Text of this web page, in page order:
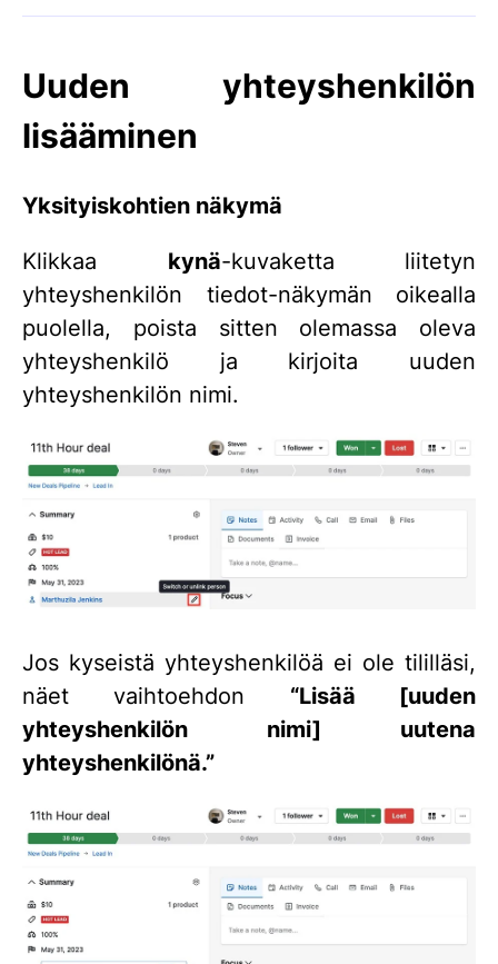
Uuden yhteyshenkilön
lisääminen
Yksityiskohtien näkymä
Klikkaa kynä-kuvaketta liitetyn
yhteyshenkilön tiedot-näkymän oikealla
puolella, poista sitten olemassa oleva
yhteyshenkilö ja kirjoita uuden
yhteyshenkilön nimi.
Jos kyseistä yhteyshenkilöä ei ole tililläsi,
näet vaihtoehdon “Lisää [uuden
yhteyshenkilön nimi] uutena
yhteyshenkilönä.”